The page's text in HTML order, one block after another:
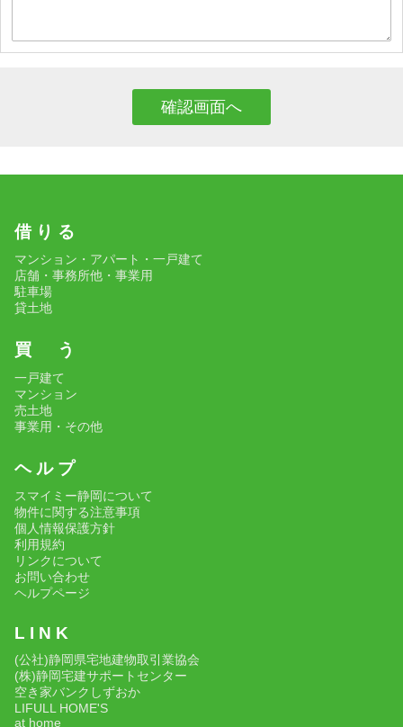
借 り る
マンション・アパート・一戸建て
店舗・事務所他・事業用
駐車場
貸土地
買 う
一戸建て
マンション
売土地
事業用・その他
ヘ ル プ
スマイミー静岡について
物件に関する注意事項
個人情報保護方針
利用規約
リンクについて
お問い合わせ
ヘルプページ
L I N K
(公社)静岡県宅地建物取引業協会
(株)静岡宅建サポートセンター
空き家バンクしずおか
LIFULL HOME'S
at home